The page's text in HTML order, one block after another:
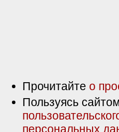
Прочитайте о
Пользуясь
персональных